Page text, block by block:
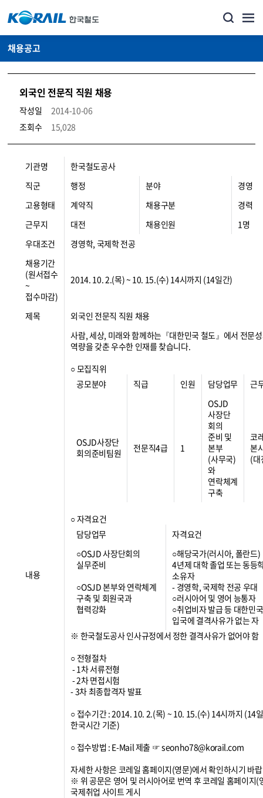
채용공고
외국인 전문직 직원 채용
작성일
2014-10-06
조회수
15,028
코레일소개_경영공시_채용공고 상세보기 – 내용, 파일, 담당자 연락처로 구성
기관명
한국철도공사
직군
행정 분야
경영
고용형태
계약직 채용구분
경력
근무지
대전 채용인원
1명
우대조건
경영학, 국제학 전공
채용기간
(원서접수
~
접수마감)
2014. 10. 2.(목) ~ 10. 15.(수) 14시까지 (14일간)
제목 외국인 전문직 직원 채용
내용
사람, 세상, 미래와 함께하는『대한민국 철도』에서 전문
역량을 갖춘 우수한 인재를 찾습니다.
○ 모집직위
공모분야
직급 인원 담당업무 근
OSJD사장단
회의준비팀원
전문직4급 1
OSJD
사장단
회의
준비 및
본부
(사무국)
와
연락체계
구축
코
본
(대
○ 자격요건
담당업무
자격요건
○OSJD 사장단회의
실무준비
○OSJD 본부와 연락체계
구축 및 회원국과
협력강화
○해당국가(러시아, 폴란드)
4년제 대학 졸업 또는 동등
소유자
- 경영학, 국제학 전공 우대
○러시아어 및 영어 능통자
○취업비자 발급 등 대한민국
입국에 결격사유가 없는 자
※ 한국철도공사 인사규정에서 정한 결격사유가 없어야 함
○ 전형절차
- 1차 서류전형
- 2차 면접시험
- 3차 최종합격자 발표
○ 접수기간 : 2014. 10. 2.(목) ~ 10. 15.(수) 14시까지 (14
한국시간 기준)
○ 접수방법 : E-Mail 제출 ☞ seonho78@korail.com
자세한 사항은 코레일 홈페이지(영문)에서 확인하시기 바
※ 위 공문은 영어 및 러시아어로 번역 후 코레일 홈페이지(
국제취업 사이트 게시